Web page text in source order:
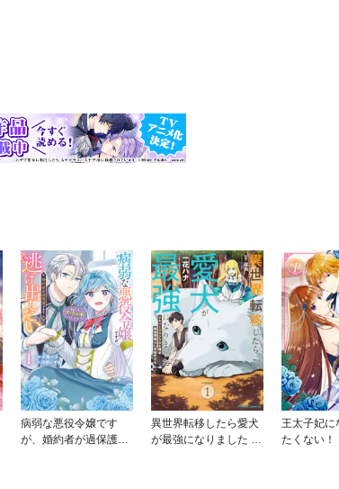
病弱な悪役令嬢です
が、婚約者が過保護す
異世界転移したら愛犬
が最強になりました ～
王太子妃に
たくない！